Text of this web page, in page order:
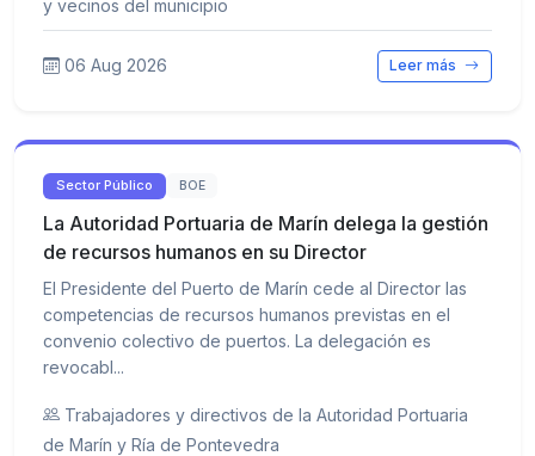
y vecinos del municipio
06 Aug 2026 Leer más
Sector Público BOE
La Autoridad Portuaria de Marín delega la gestión
de recursos humanos en su Director
El Presidente del Puerto de Marín cede al Director las
competencias de recursos humanos previstas en el
convenio colectivo de puertos. La delegación es
revocabl...
Trabajadores y directivos de la Autoridad Portuaria
de Marín y Ría de Pontevedra